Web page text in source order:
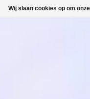
Wij slaan cookies op om